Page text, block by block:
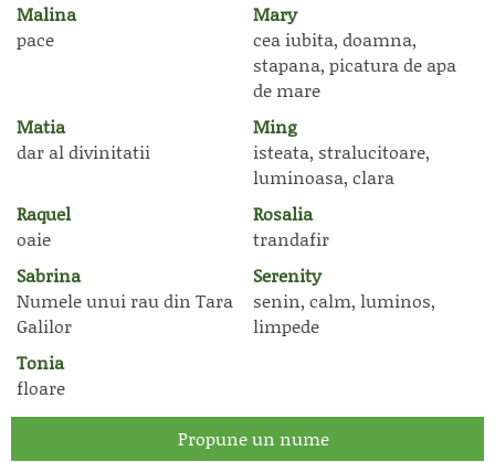
Malina
pace
Mary
cea iubita, doamna,
stapana, picatura de apa
de mare
Matia
dar al divinitatii
Ming
isteata, stralucitoare,
luminoasa, clara
Raquel
oaie
Rosalia
trandafir
Sabrina
Numele unui rau din Tara
Galilor
Serenity
senin, calm, luminos,
limpede
Tonia
floare
Propune un nume